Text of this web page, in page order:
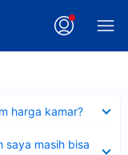
harga kamar?
saya masih bisa